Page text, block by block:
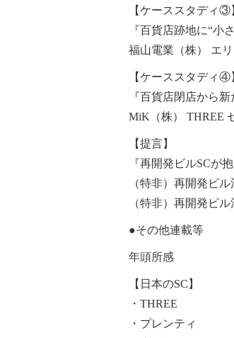
【ケーススタディ③
『百貨店跡地に“小
福山電業（株） エ
【ケーススタディ④
『百貨店閉店から
MiK（株） THREE
【提言】
『再開発ビルSCが
（特非）再開発ビ
（特非）再開発ビ
●その他連載等
年頭所感
【日本のSC】
・THREE
・プレンティ